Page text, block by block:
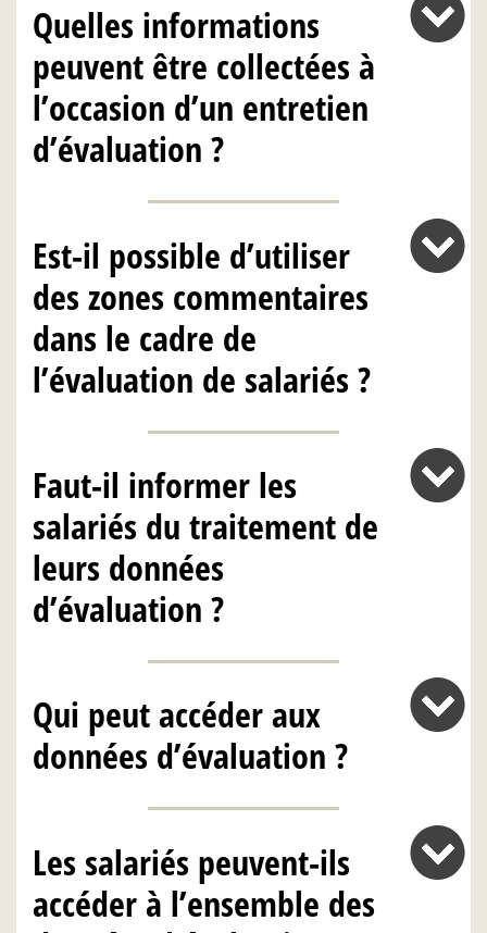
Quelles informations
peuvent être collectées à
l’occasion d’un entretien
d’évaluation ?
Est-il possible d’utiliser
des zones commentaires
dans le cadre de
l’évaluation de salariés ?
Faut-il informer les
salariés du traitement de
leurs données
d’évaluation ?
Qui peut accéder aux
données d’évaluation ?
Les salariés peuvent-ils
accéder à l’ensemble des